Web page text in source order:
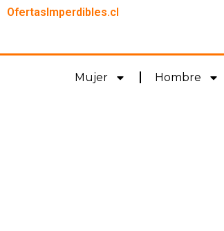
OfertasImperdibles.cl
Mujer Hombre